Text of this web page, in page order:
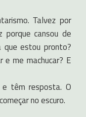
Talvez por
cansou de
que estou pronto?
e me machucar? E
têm resposta. O
no escuro.